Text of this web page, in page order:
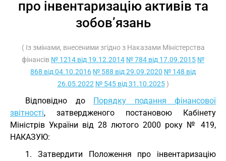
про інвентаризацію активів та
зобов’язань
( Із змінами, внесеними згідно з Наказами Міністерства
фінансів № 1214 від 19.12.2014 № 784 від 17.09.2015 №
868 від 04.10.2016 № 588 від 29.09.2020 № 148 від
26.05.2022 № 545 від 31.10.2025)
Відповідно до Порядку подання фінансової
звітності, затвердженого постановою Кабінету
Міністрів України від 28 лютого 2000 року № 419,
НАКАЗУЮ:
1. Затвердити Положення про інвентаризацію